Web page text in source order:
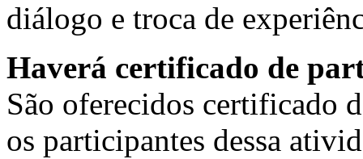
diálogo e troca de
Haverá certificado de
São oferecidos certificado
os participantes dessa